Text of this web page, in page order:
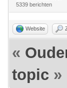
5339 berichten
Website
«
topic »